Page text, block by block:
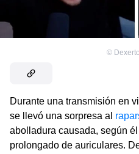
©
Durante una transmisión en
se llevó una sorpresa al
abolladura causada, según
prolongado de auriculares.